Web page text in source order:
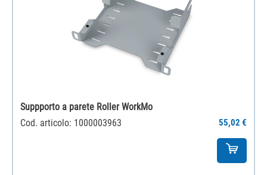
Suppporto a parete Roller WorkMo
Cod. articolo: 1000003963
55,02 €